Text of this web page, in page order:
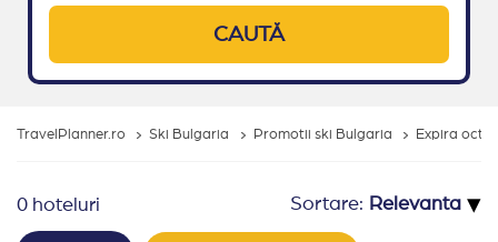
CAUTĂ
TravelPlanner.ro Ski Bulgaria Promotii ski Bulgaria Expira
0 hoteluri Sortare: ▾